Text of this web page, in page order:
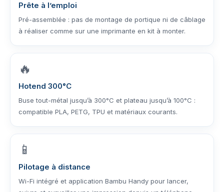
Prête à l’emploi
Pré-assemblée : pas de montage de portique ni de câblage
à réaliser comme sur une imprimante en kit à monter.
🔥
Hotend 300°C
Buse tout-métal jusqu’à 300°C et plateau jusqu’à 100°C :
compatible PLA, PETG, TPU et matériaux courants.
📱
Pilotage à distance
Wi-Fi intégré et application Bambu Handy pour lancer,